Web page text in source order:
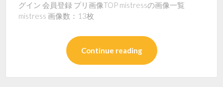
グイン 会員登録 プリ画像TOP mistressの画像一覧
mistress 画像数：13枚
Continue reading